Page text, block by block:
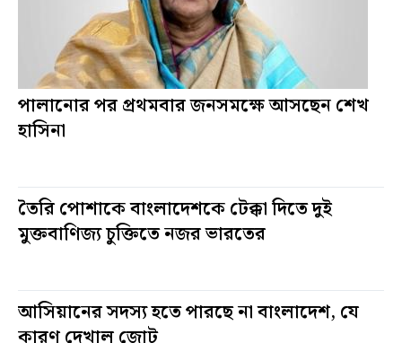
পালানোর পর প্রথমবার জনসমক্ষে আসছেন শেখ
হাসিনা
তৈরি পোশাকে বাংলাদেশকে টেক্কা দিতে দুই
মুক্তবাণিজ্য চুক্তিতে নজর ভারতের
আসিয়ানের সদস্য হতে পারছে না বাংলাদেশ, যে